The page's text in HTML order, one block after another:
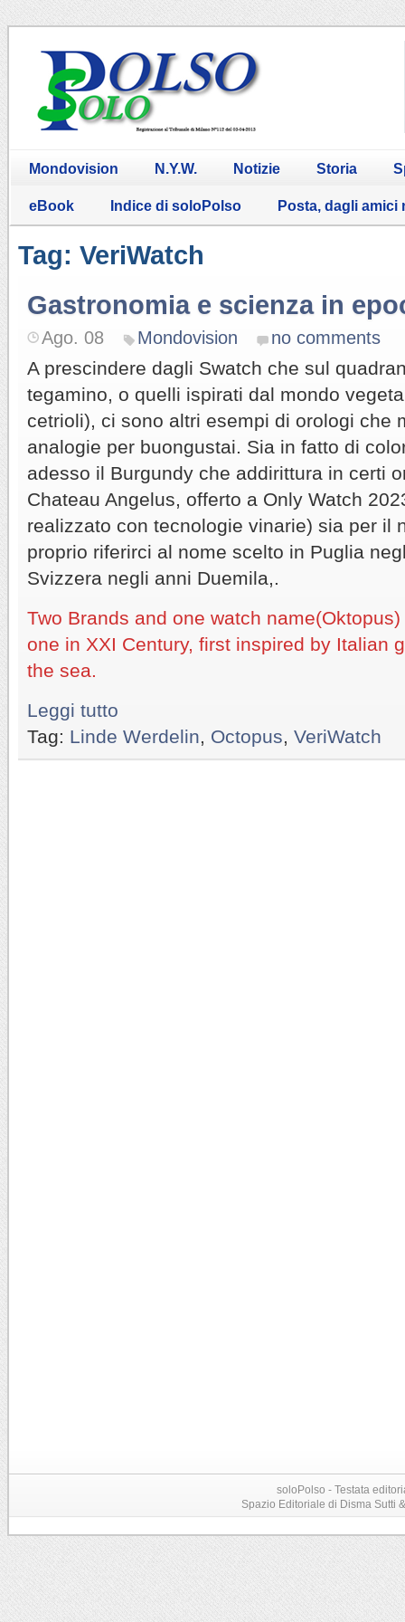
Mondovision N.Y.W. Notizie Storia
eBook Indice di soloPolso Posta, dagli amici
Tag: VeriWatch
Gastronomia e scienza in
Ago. 08 Mondovision no comments
A prescindere dagli Swatch che sul
tegamino, o quelli ispirati dal mondo
cetrioli), ci sono altri esempi di orologi che
analogie per buongustai. Sia in fatto di
adesso il Burgundy che addirittura in certi
Chateau Angelus, offerto a Only Watch
realizzato con tecnologie vinarie) sia per il
proprio riferirci al nome scelto in Puglia
Svizzera negli anni Duemila,.
Two Brands and one watch
one in XXI Century, first inspired by Italian
the sea.
Leggi tutto
Tag: Linde Werdelin Octopus VeriWatch
soloPolso - Testata
Spazio Editoriale di Disma Sutti